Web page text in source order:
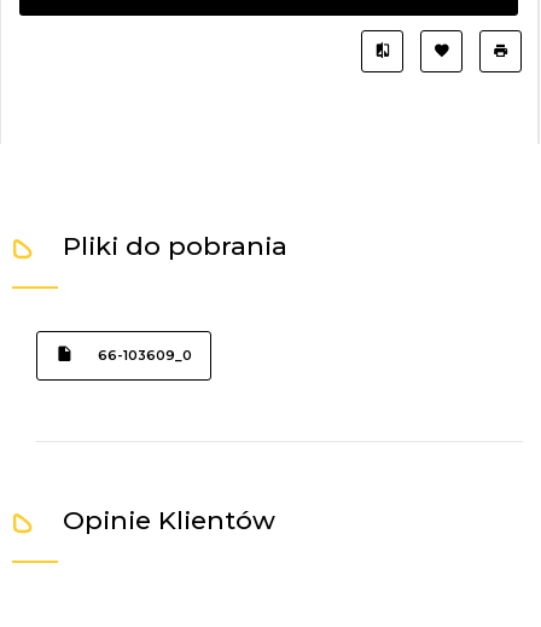
Pliki do pobrania
66-103609_0
Opinie Klientów